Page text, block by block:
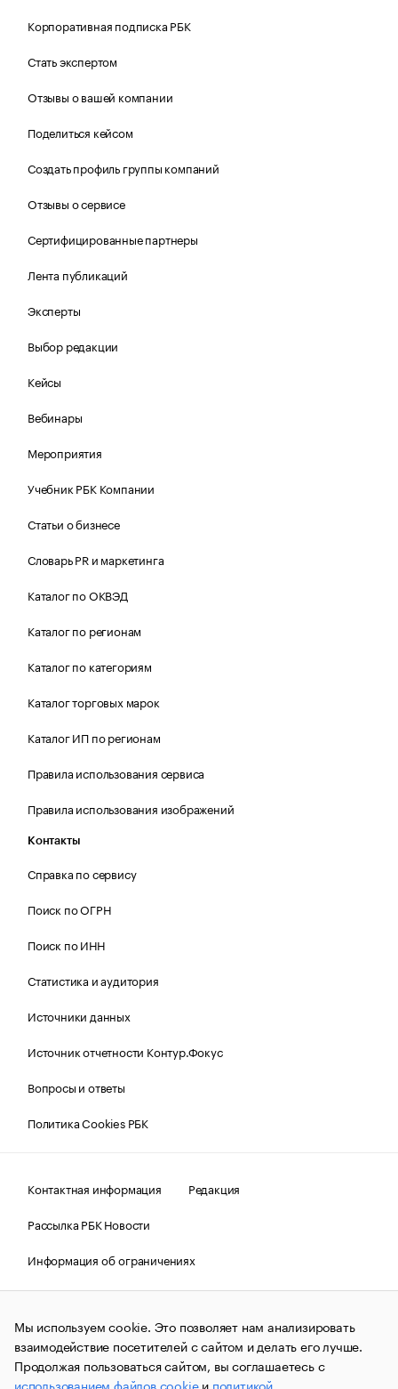
Корпоративная подписка РБК
Стать экспертом
Отзывы о вашей компании
Поделиться кейсом
Создать профиль группы компаний
Отзывы о сервисе
Сертифицированные партнеры
Лента публикаций
Эксперты
Выбор редакции
Кейсы
Вебинары
Мероприятия
Учебник РБК Компании
Статьи о бизнесе
Словарь PR и маркетинга
Каталог по ОКВЭД
Каталог по регионам
Каталог по категориям
Каталог торговых марок
Каталог ИП по регионам
Правила использования сервиса
Правила использования изображений
Контакты
Справка по сервису
Поиск по ОГРН
Поиск по ИНН
Статистика и аудитория
Источники данных
Источник отчетности Контур.Фокус
Вопросы и ответы
Политика Cookies РБК
Контактная информация
Редакция
Рассылка РБК Новости
Информация об ограничениях
Правовая информация
О соблюдении авторских прав
© АО «РОСБИЗНЕСКОНСАЛТИНГ»,1995–2026.Сообщения
и материалы информационного агентства «РБК»
(зарегистрировано Федеральной службой по надзору в сфере
связи, информационных технологий и массовых
коммуникаций (Роскомнадзор) 09.12.2015 за номером ИА
Мы используем cookie. Это позволяет нам анализировать
взаимодействие посетителей с сайтом и делать его лучше.
Продолжая пользоваться сайтом, вы соглашаетесь с
использованием файлов cookieи политикой